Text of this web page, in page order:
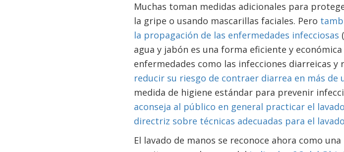
Muchas toman medidas adicionales para
la gripe o usando mascarillas faciales. Pero
la propagación de las enfermedades infecciosas
agua y jabón es una forma eficiente y
enfermedades como las infecciones diarreicas y
reducir su riesgo de contraer diarrea en más de
medida de higiene estándar para prevenir
aconseja al público en general practicar el
directriz sobre técnicas adecuadas para el
El lavado de manos se reconoce ahora como